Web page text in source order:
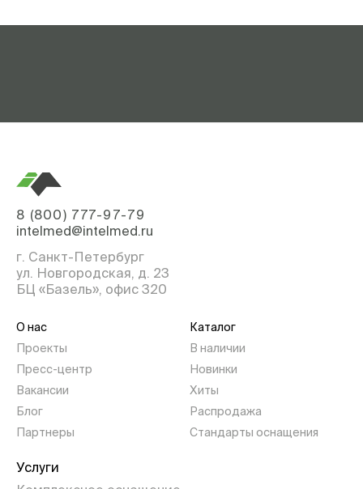
8 (800) 777-97-79
intelmed@intelmed.ru
г. Санкт-Петербург
ул. Новгородская, д. 23
БЦ «Базель», офис 320
О нас
Проекты
Пресс-центр
Вакансии
Блог
Партнеры
Каталог
В наличии
Новинки
Хиты
Распродажа
Стандарты оснащения
Услуги